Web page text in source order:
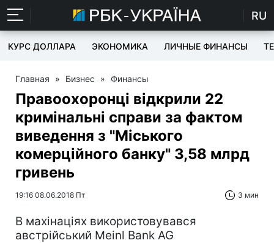
RU
КУРС ДОЛЛАРА ЭКОНОМИКА ЛИЧНЫЕ ФИНАНСЫ
Главная » Бизнес » Финансы
Правоохоронці відкрили 22
кримінальні справи за фактом
виведення з "Міського
комерційного банку" 3,58 млрд
гривень
19:16 08.06.2018 Пт 3 мин
В махінаціях використовувався
австрійський Meinl Bank AG